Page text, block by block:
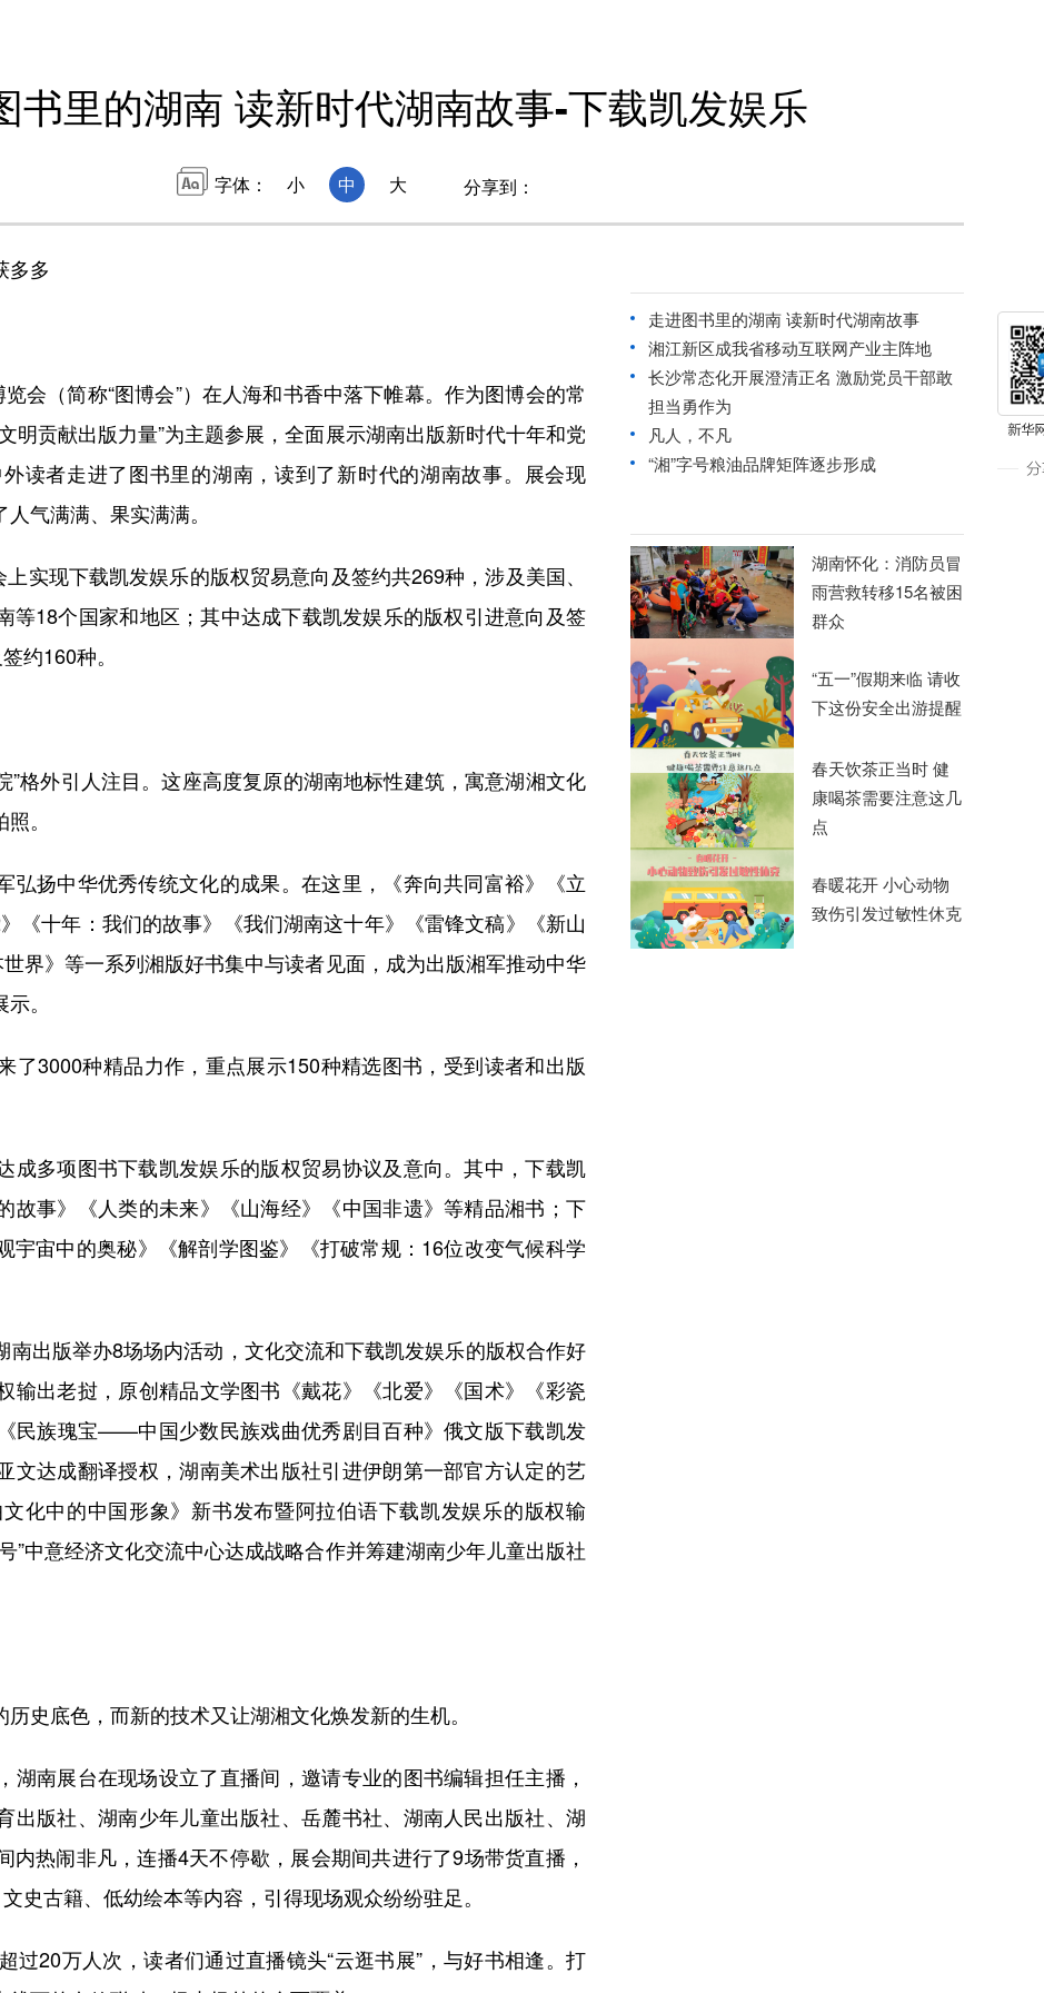
书里的湖南 读新时代湖南故事-下载凯发娱乐
字体： 小 中 大 分享到：
多
（简称“图博会”）在人海和书香中落下帷幕。作为图博会的常
明贡献出版力量”为主题参展，全面展示湖南出版新时代十年和党
读者走进了图书里的湖南，读到了新时代的湖南故事。展会现
气满满、果实满满。
现下载凯发娱乐的版权贸易意向及签约共269种，涉及美国、
等18个国家和地区；其中达成下载凯发娱乐的版权引进意向及签
约160种。
外引人注目。这座高度复原的湖南地标性建筑，寓意湖湘文化
。
扬中华优秀传统文化的成果。在这里，《奔向共同富裕》《立
《十年：我们的故事》《我们湖南这十年》《雷锋文稿》《新山
界》等一系列湘版好书集中与读者见面，成为出版湘军推动中华
。
3000种精品力作，重点展示150种精选图书，受到读者和出版
多项图书下载凯发娱乐的版权贸易协议及意向。其中，下载凯
故事》《人类的未来》《山海经》《中国非遗》等精品湘书；下
宇宙中的奥秘》《解剖学图鉴》《打破常规：16位改变气候科学
出版举办8场场内活动，文化交流和下载凯发娱乐的版权合作好
输出老挝，原创精品文学图书《戴花》《北爱》《国术》《彩瓷
民族瑰宝——中国少数民族戏曲优秀剧目百种》俄文版下载凯发
文达成翻译授权，湖南美术出版社引进伊朗第一部官方认定的艺
化中的中国形象》新书发布暨阿拉伯语下载凯发娱乐的版权输
”中意经济文化交流中心达成战略合作并筹建湖南少年儿童出版社
底色，而新的技术又让湖湘文化焕发新的生机。
南展台在现场设立了直播间，邀请专业的图书编辑担任主播，
出版社、湖南少年儿童出版社、岳麓书社、湖南人民出版社、湖
热闹非凡，连播4天不停歇，展会期间共进行了9场带货直播，
史古籍、低幼绘本等内容，引得现场观众纷纷驻足。
20万人次，读者们通过直播镜头“云逛书展”，与好书相逢。打
走进图书里的湖南 读新时代湖南故事
湘江新区成我省移动互联网产业主阵地
长沙常态化开展澄清正名 激励党员干部敢
担当勇作为
凡人，不凡
“湘”字号粮油品牌矩阵逐步形成
湖南怀化：消防员冒
雨营救转移15名被困
群众
“五一”假期来临 请收
下这份安全出游提醒
春天饮茶正当时 健
康喝茶需要注意这几
点
春暖花开 小心动物
致伤引发过敏性休克